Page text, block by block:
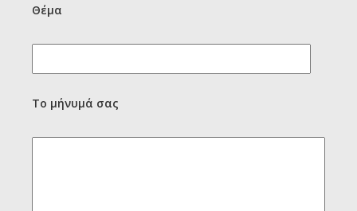
Θέμα
Το μήνυμά σας